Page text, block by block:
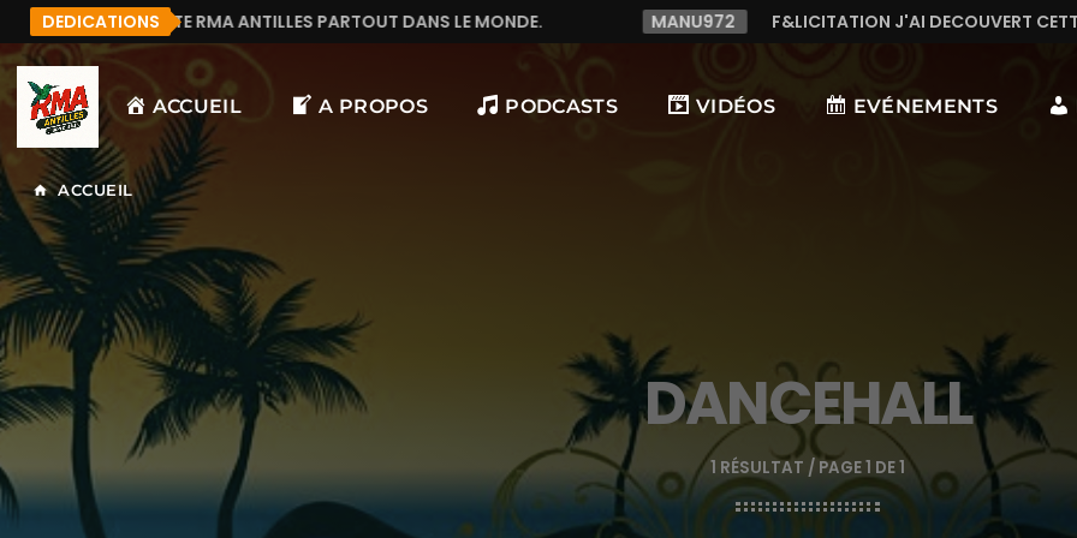
DEDICATIONS
PARTOUT DANS LE MONDE. MANU972 F&LICITATION J'AI DECOUVERT CETTE RADIO C LE TOP,TRES
ACCUEIL A PROPOS PODCASTS VIDÉOS EVÉNEMENTS
home ACCUEIL
DANCEHALL
1 RÉSULTAT / PAGE 1 DE 1